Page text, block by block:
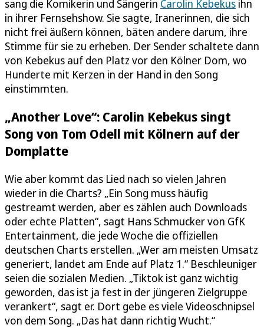
sang die Komikerin und Sängerin Carolin Kebekus ihn
in ihrer Fernsehshow. Sie sagte, Iranerinnen, die sich
nicht frei äußern können, bäten andere darum, ihre
Stimme für sie zu erheben. Der Sender schaltete dann
von Kebekus auf den Platz vor den Kölner Dom, wo
Hunderte mit Kerzen in der Hand in den Song
einstimmten.
„Another Love“: Carolin Kebekus singt
Song von Tom Odell mit Kölnern auf der
Domplatte
Wie aber kommt das Lied nach so vielen Jahren
wieder in die Charts? „Ein Song muss häufig
gestreamt werden, aber es zählen auch Downloads
oder echte Platten“, sagt Hans Schmucker von GfK
Entertainment, die jede Woche die offiziellen
deutschen Charts erstellen. „Wer am meisten Umsatz
generiert, landet am Ende auf Platz 1.“ Beschleuniger
seien die sozialen Medien. „Tiktok ist ganz wichtig
geworden, das ist ja fest in der jüngeren Zielgruppe
verankert“, sagt er. Dort gebe es viele Videoschnipsel
von dem Song. „Das hat dann richtig Wucht.“